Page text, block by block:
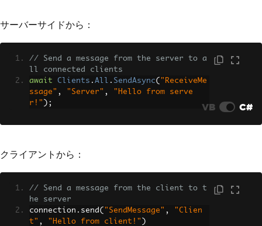
サーバーサイドから：
// Send a message from the server to a
ll connected clients
await
Clients . All . SendAsync( "ReceiveMe
ssage" , "Server" ,
"Hello from serve
r!" ); VB C#
クライアントから：
// Send a message from the client to t
he server
connection . send ( "SendMessage" ,
"Clien
t" , "Hello from client!" )